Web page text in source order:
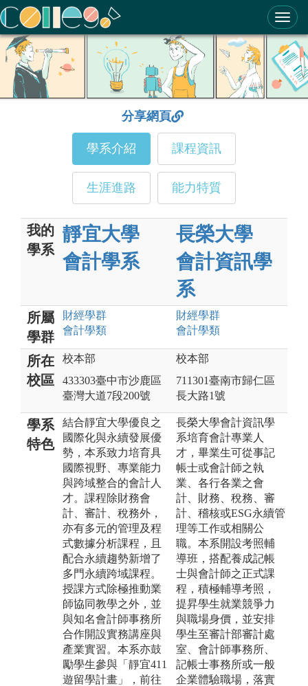
ColleGo! 大學選才與高中育才輔助系統
分享網頁
學系介紹 課程資訊
生涯進路 能力特質
我的
學系
靜宜大學
會計學系
長榮大學
會計資訊學
系
所屬
學群
財經學群
會計學類
財經學群
會計學類
所在
校區
校本部
433303臺中市沙鹿區
臺灣大道7段200號
校本部
711301臺南市歸仁區
長大路1號
學系
特色
結合靜宜大學優良之
國際化與永續發展優
勢，本系致力培育具
國際視野、專業能力
與跨域整合的會計人
才。課程除財務會
計、審計、稅務外，
亦有多元的管理及程
式數據分析課程，且
配合永續趨勢新增了
多門永續跨域課程。
授課方式除極推動業
師協同教學之外，並
與知名會計師事務所
合作開設實務講座與
產業實習。本系亦鼓
勵學生參與「靜宜411
遊留學計畫」，前往
長榮大學會計資訊學
系培育會計專業人
才，畢業生可從事記
帳士或會計師之執
業、各行各業之會
計、財務、稅務、審
計、稽核或ESG永續管
理等工作或相關公
職。本系開設考照輔
導班，搭配養成記帳
士與會計師之正式課
程，積極輔導考照，
提昇學生就業競爭力
與職場身價，並安排
學生至審計部審計處
室、會計師事務所、
記帳士事務所或一般
企業體驗職場，落實